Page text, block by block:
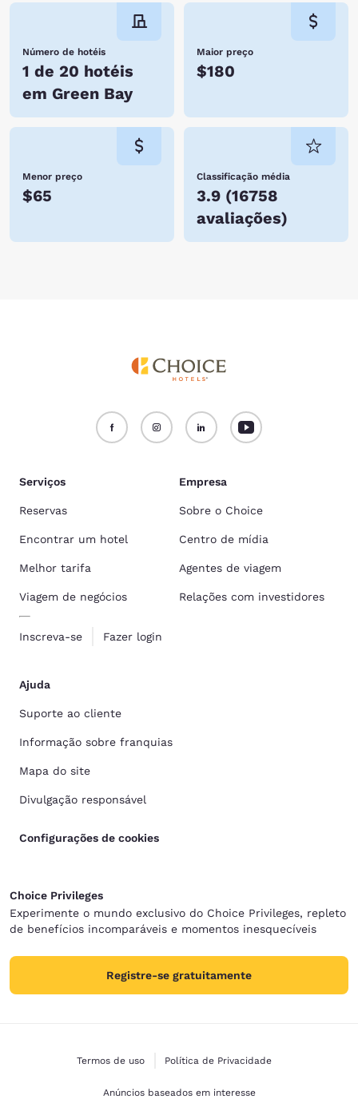
Número de hotéis
1 de 20 hotéis
em Green Bay
Maior preço
$180
Menor preço
$65
Classificação média
3.9 (16758
avaliações)
Serviços
Reservas
Encontrar um hotel
Melhor tarifa
Viagem de negócios
Inscreva-se Fazer login
Empresa
Sobre o Choice
Centro de mídia
Agentes de viagem
Relações com investidores
Ajuda
Suporte ao cliente
Informação sobre franquias
Mapa do site
Divulgação responsável
Configurações de cookies
Choice Privileges
Experimente o mundo exclusivo do Choice Privileges, repleto
de benefícios incomparáveis e momentos inesquecíveis
Registre-se gratuitamente
Termos de uso Política de Privacidade
Anúncios baseados em interesse